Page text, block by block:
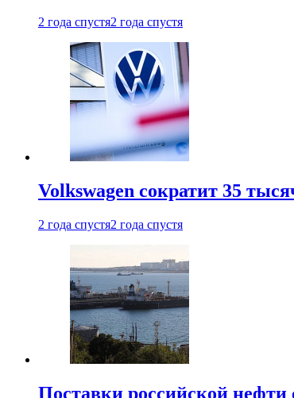
2 года спустя2 года спустя
Volkswagen сократит 35
2 года спустя2 года спустя
Поставки российской нефти